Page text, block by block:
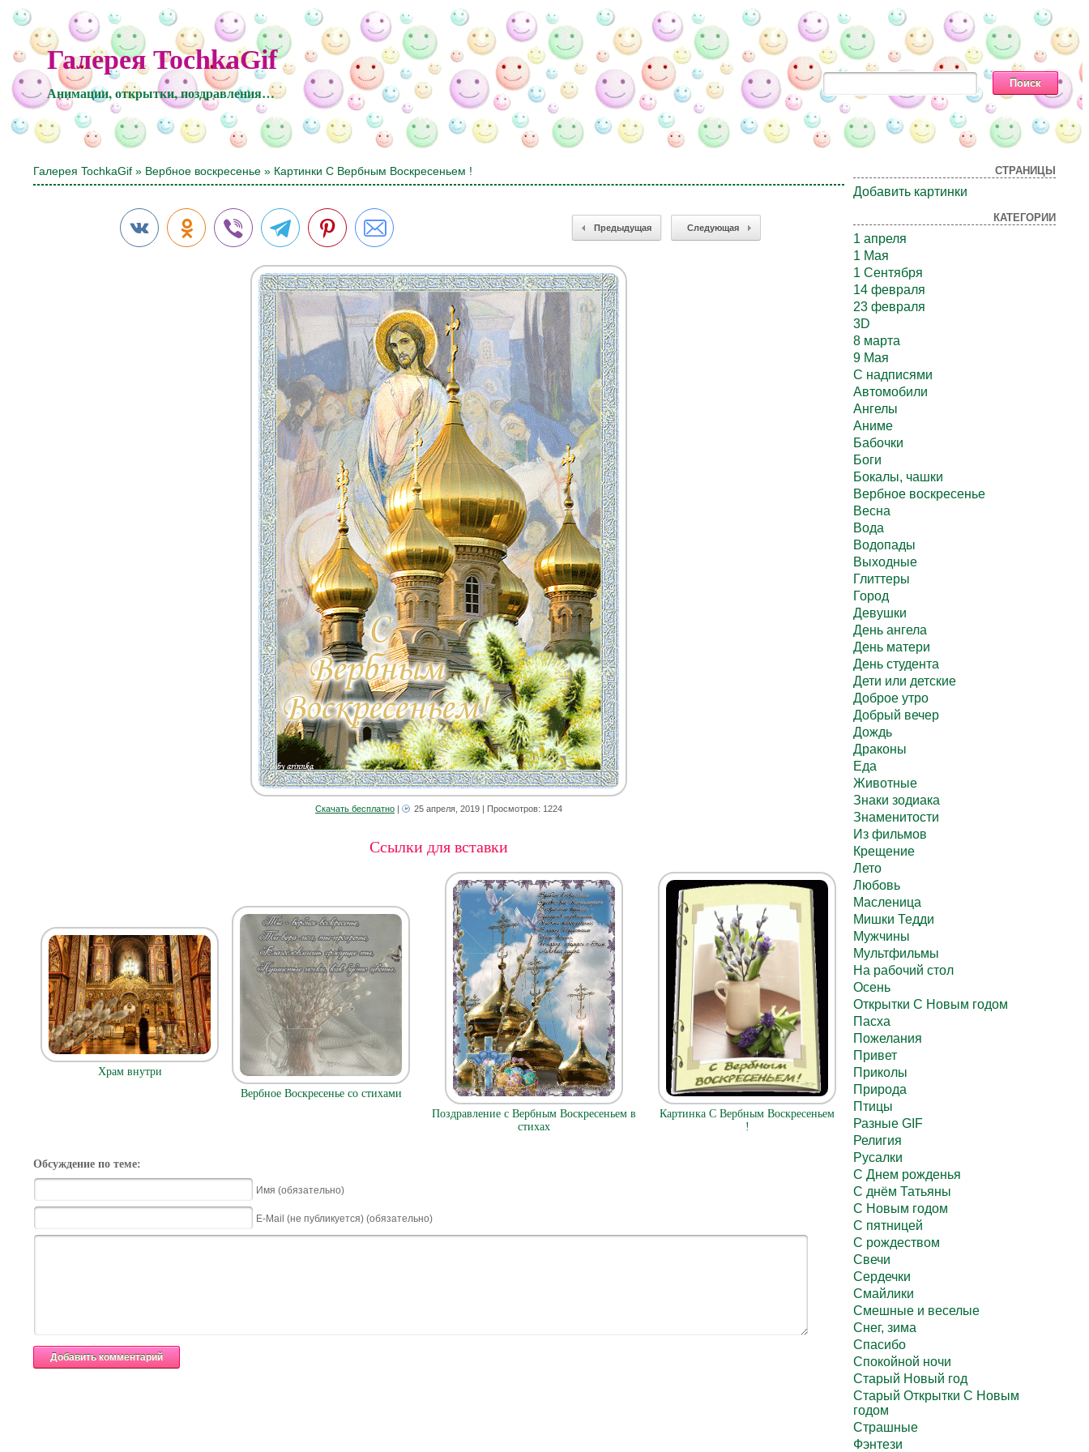
Галерея TochkaGif
Анимации, открытки, поздравления…
Галерея TochkaGif » Вербное воскресенье » Картинки С Вербным Воскресеньем !
Предыдущая Следующая
Скачать бесплатно| 25 апреля, 2019| Просмотров: 1224
Ссылки для вставки
Храм внутри
Вербное Воскресенье со стихами
Поздравление с Вербным Воскресеньем в
стихах
Картинка С Вербным Воскресеньем
!
Обсуждение по теме:
Имя (обязательно)
E-Mail (не публикуется) (обязательно)
СТРАНИЦЫ
Добавить картинки
КАТЕГОРИИ
1 апреля
1 Мая
1 Сентября
14 февраля
23 февраля
3D
8 марта
9 Мая
C надписями
Автомобили
Ангелы
Аниме
Бабочки
Боги
Бокалы, чашки
Вербное воскресенье
Весна
Вода
Водопады
Выходные
Глиттеры
Город
Девушки
День ангела
День матери
День студента
Дети или детские
Доброе утро
Добрый вечер
Дождь
Драконы
Еда
Животные
Знаки зодиака
Знаменитости
Из фильмов
Крещение
Лето
Любовь
Масленица
Мишки Тедди
Мужчины
Мультфильмы
На рабочий стол
Осень
Открытки С Новым годом
Пасха
Пожелания
Привет
Приколы
Природа
Птицы
Разные GIF
Религия
Русалки
С Днем рожденья
С днём Татьяны
С Новым годом
С пятницей
С рождеством
Свечи
Сердечки
Смайлики
Смешные и веселые
Снег, зима
Спасибо
Спокойной ночи
Старый Новый год
Старый Открытки С Новым
годом
Страшные
Фэнтези